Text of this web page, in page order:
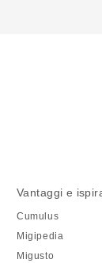
Vantaggi e
Cumulus
Migipedia
Migusto